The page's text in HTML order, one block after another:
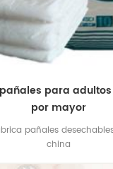
para
por mayor
pañales
china